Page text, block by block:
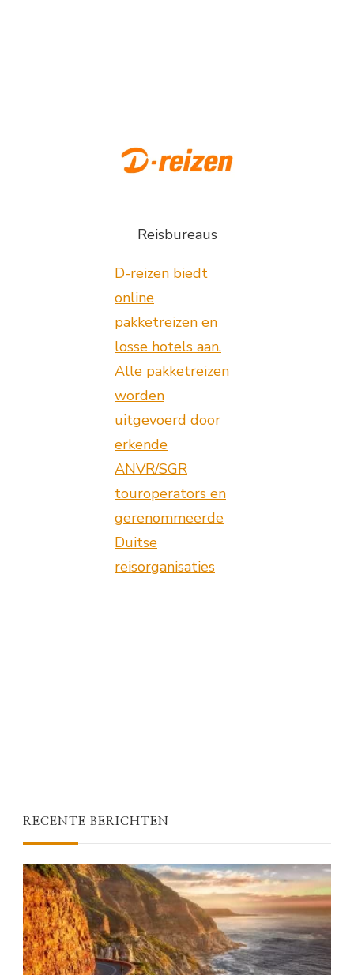
Reisbureaus
D-reizen biedt
online
pakketreizen en
losse hotels aan.
Alle pakketreizen
worden
uitgevoerd door
erkende
ANVR/SGR
touroperators en
gerenommeerde
Duitse
reisorganisaties
RECENTE BERICHTEN